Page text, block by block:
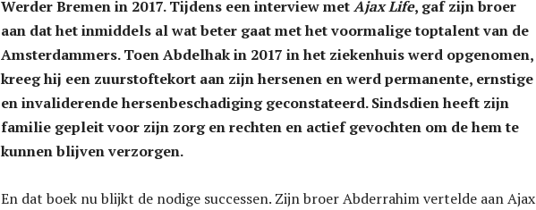
Werder Bremen in 2017. Tijdens een interview metAjax Life, gaf zijn broer
aan dat het inmiddels al wat beter gaat met het voormalige toptalent van de
Amsterdammers. Toen Abdelhak in 2017 in het ziekenhuis werd opgenomen,
kreeg hij een zuurstoftekort aan zijn hersenen en werd permanente, ernstige
en invaliderende hersenbeschadiging geconstateerd. Sindsdien heeft zijn
familie gepleit voor zijn zorg en rechten en actief gevochten om de hem te
kunnen blijven verzorgen.
En dat boek nu blijkt de nodige successen. Zijn broer Abderrahim vertelde aan Ajax